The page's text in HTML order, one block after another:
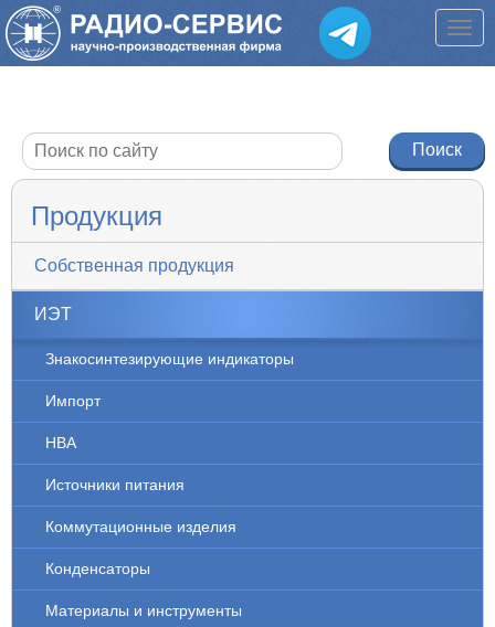
Продукция
Собственная продукция
ИЭТ
Знакосинтезирующие индикаторы
Импорт
НВА
Источники питания
Коммутационные изделия
Конденсаторы
Материалы и инструменты